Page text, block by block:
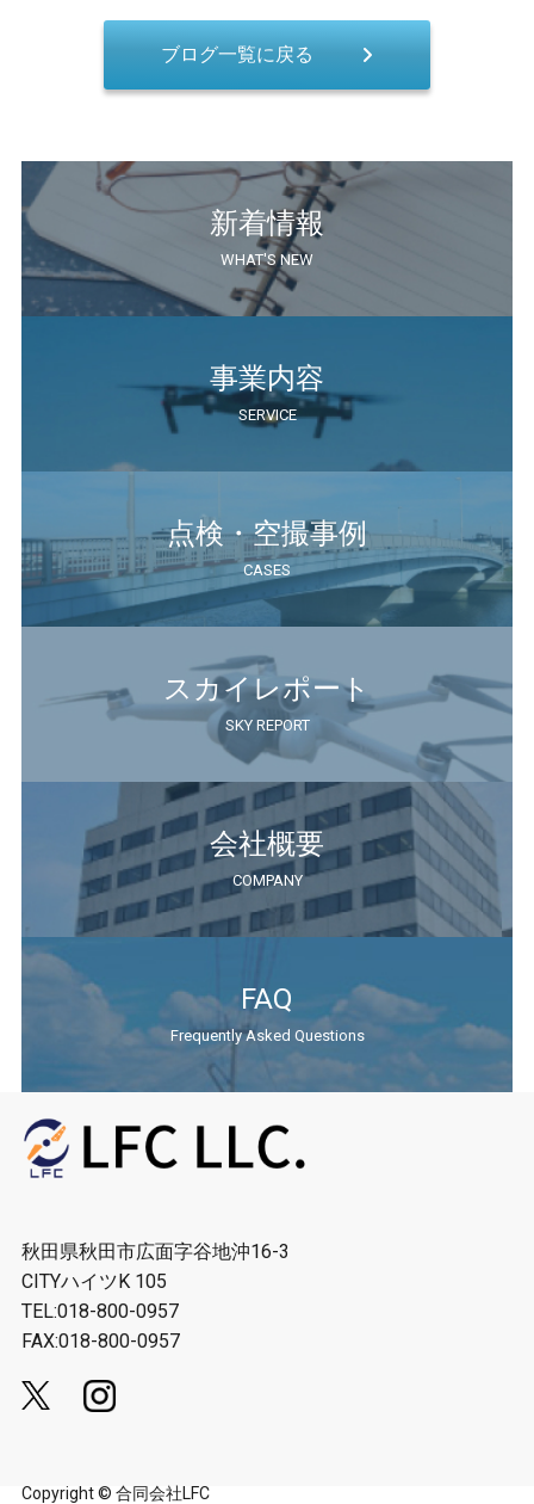
ブログ一覧に戻る
秋田県秋田市広面字谷地沖16-3
CITYハイツK 105
TEL:018-800-0957
FAX:018-800-0957
Copyright © 合同会社LFC
新着情報
WHAT'S NEW
事業内容
SERVICE
点検・空撮事例
CASES
スカイレポート
SKY REPORT
会社概要
COMPANY
FAQ
Frequently Asked Questions